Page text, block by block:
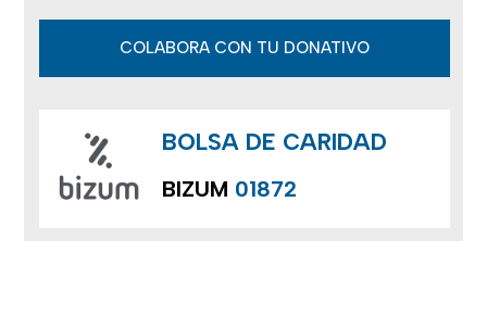
COLABORA CON TU DONATIVO
BOLSA DE CARIDAD
BIZUM 01872